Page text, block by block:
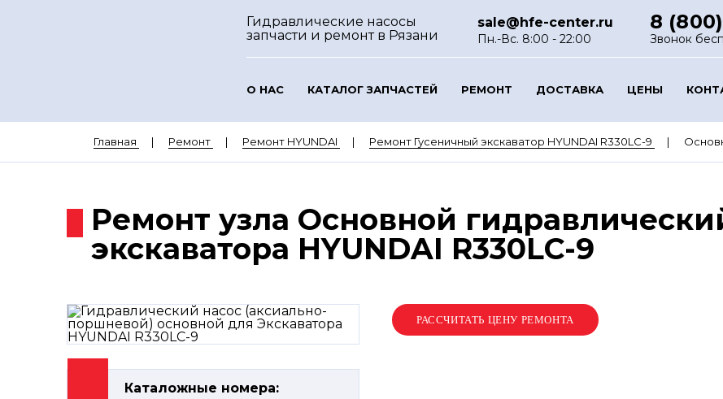
Гидравлические насосы
запчасти и ремонт в Рязани
sale@hfe-center.ru
Пн.-Вс. 8:00 - 22:00
8
Звонок
О НАС КАТАЛОГ ЗАПЧАСТЕЙ РЕМОНТ ДОСТАВКА ЦЕНЫ
Главная Ремонт Ремонт HYUNDAI Ремонт Гусеничный экскаватор HYUNDAI R330LC-9
Ремонт узла Основной
экскаватора HYUNDAI R330LC-9
Каталожные номера: